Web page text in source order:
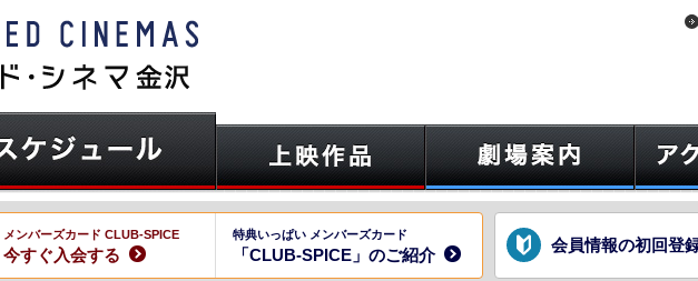
メンバーズカード CLUB-SPICE
今すぐ入会する
特典いっぱい メンバーズカード
「CLUB-SPICE」のご紹介
会員情報の初回登